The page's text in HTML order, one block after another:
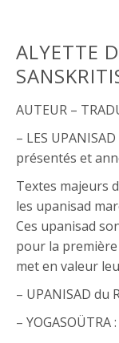
ALYETTE
AUTEUR –
– LES
présentés et
Textes majeurs
les upanisad
Ces upanisad
pour la
met en valeur
– UPANISAD du
– YOGASOÜTRA